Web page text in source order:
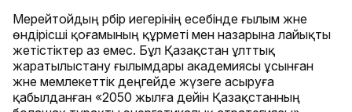
Мерейтойдың әрбір иегерінің есебінде ғылым және
өндірісші қоғамының құрметі мен назарына лайықты
жетістіктер аз емес. Бұл Қазақстан ұлттық
жаратылыстану ғылымдары академиясы ұсынған
және мемлекеттік деңгейде жүзеге асыруға
қабылданған «2050 жылға дейін Қазақстанның